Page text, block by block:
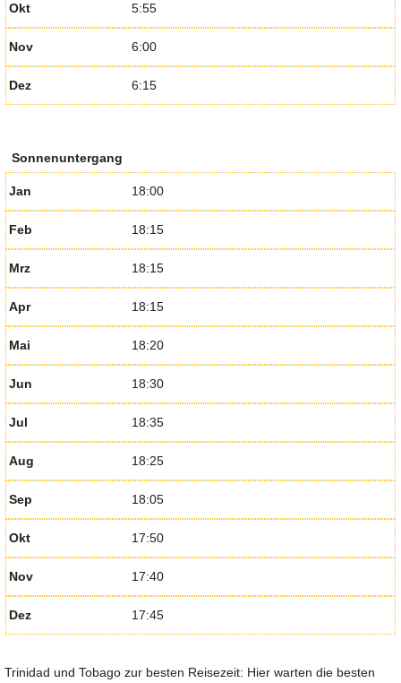
Okt 5:55
Nov 6:00
Dez 6:15
Sonnenuntergang
Jan 18:00
Feb 18:15
Mrz 18:15
Apr 18:15
Mai 18:20
Jun 18:30
Jul 18:35
Aug 18:25
Sep 18:05
Okt 17:50
Nov 17:40
Dez 17:45
Trinidad und Tobago zur besten Reisezeit: Hier warten die besten